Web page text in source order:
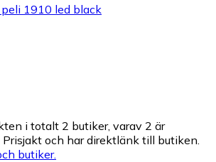
1910 led black
i totalt 2 butiker, varav 2 är
och har direktlänk till butiken.
butiker.